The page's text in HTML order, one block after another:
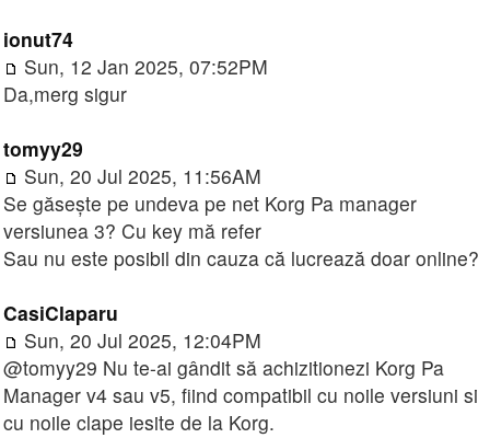
ionut74
Sun, 12 Jan 2025, 07:52PM
Da,merg sigur
tomyy29
Sun, 20 Jul 2025, 11:56AM
Se găsește pe undeva pe net Korg Pa manager
versiunea 3? Cu key mă refer
Sau nu este posibil din cauza că lucrează doar online?
CasiClaparu
Sun, 20 Jul 2025, 12:04PM
@tomyy29 Nu te-ai gândit să achizitionezi Korg Pa
Manager v4 sau v5, fiind compatibil cu noile versiuni si
cu noile clape iesite de la Korg.